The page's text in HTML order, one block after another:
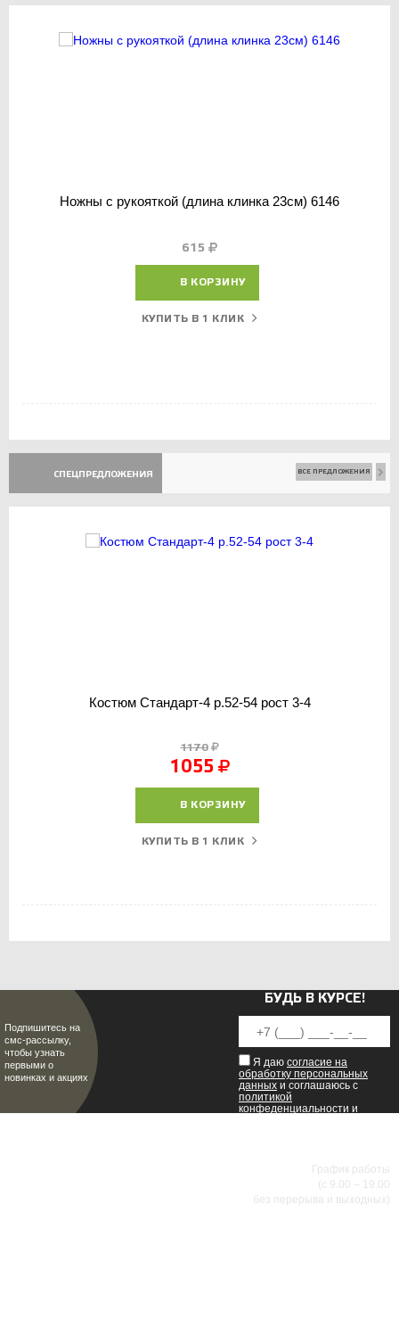
Ножны с рукояткой (длина клинка 23см) 6146
615
В КОРЗИНУ
КУПИТЬ В 1 КЛИК
СПЕЦПРЕДЛОЖЕНИЯ ВСЕ ПРЕДЛОЖЕНИЯ
Костюм Стандарт-4 р.52-54 рост 3-4
1170
1055
В КОРЗИНУ
КУПИТЬ В 1 КЛИК
Подпишитесь на
смс-рассылку,
чтобы узнать
первыми о
новинках и акциях
БУДЬ В КУРСЕ!
Я даю согласие на
обработку персональных
данных и соглашаюсь с
политикой
конфеденциальности и
График работы
(с 9.00 – 19.00
без перерыва и выходных)